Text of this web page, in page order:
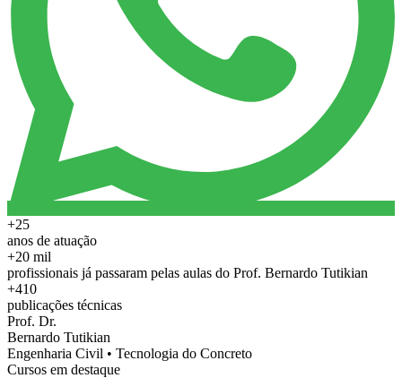
+25
anos de atuação
+20 mil
profissionais já passaram pelas aulas do Prof. Bernardo Tutikian
+410
publicações técnicas
Prof. Dr.
Bernardo Tutikian
Engenharia Civil • Tecnologia do Concreto
Cursos em destaque